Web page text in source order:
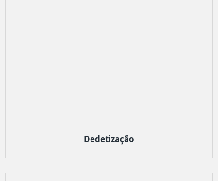
Dedetização